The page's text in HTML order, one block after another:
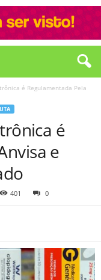
é Regulamentada Pela
é
e
401 0